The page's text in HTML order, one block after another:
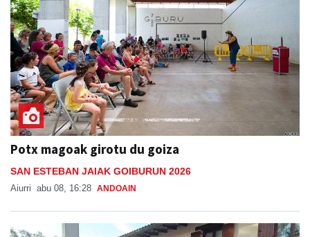
Potx magoak girotu du goiza
SAN ESTEBAN JAIAK GOIBURUN 2026
Aiurri abu 08, 16:28 ANDOAIN